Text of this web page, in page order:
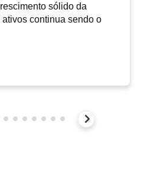
sólido da
continua sendo o